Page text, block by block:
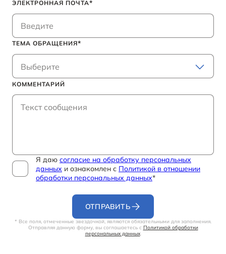
B70
T77
ОТ 1 798 000 ₽*
ПОЛУЧИТЬ ПРЕДЛОЖЕНИЕ
Акции и спецпредложения
Заказать звонок от дилера
Корпоративные продажи
КРЕДИТ И СТРАХОВАНИЕ
ЗАПИСАТЬСЯ НА СЕРВИС
Клиентская поддержка
BESTUNE В СОЦСЕТЯХ
СМИ о нас
Правовая информация
BESTUNE В СОЦСЕТЯХ
BESTUNE в VK
ЭЛЕКТРОННАЯ ПОЧТА
ТЕМА ОБРАЩЕНИЯ
Выберите
КОММЕНТАРИЙ
Я даю согласие на обработку персональных
данных и ознакомлен с Политикой в отношении
обработки персональных данных*
ОТПРАВИТЬ
* Все поля, отмеченные звездочкой, являются обязательными для заполнения.
Отправляя данную форму, вы соглашаетесь с Политикой обработки
персональных данных.